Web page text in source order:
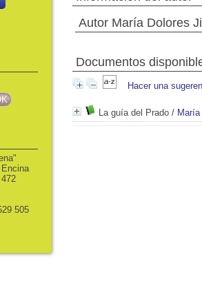
Autor María Dolores
Documentos
Hacer una
La guía del Prado /
505